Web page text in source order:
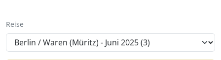
Reise